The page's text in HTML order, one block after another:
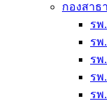
กองสา
รพ
รพ
รพ
รพ
รพ